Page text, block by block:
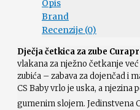
Opis
Brand
Recenzije (0)
Dječja četkica za zube
vlakana za nježno četkanje
zubića – zabava za dojenčad i
CS Baby vrlo je uska, a njezina
gumenim slojem. Jedinstvena